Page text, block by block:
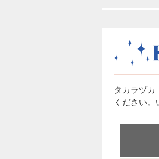
タカラヅカ
ください